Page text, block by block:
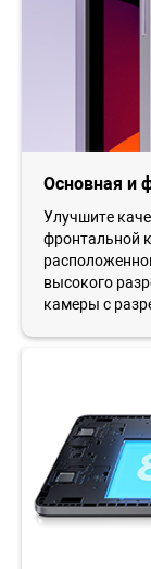
Основная и
Улучшите
фронтальной
высокого
камеры с